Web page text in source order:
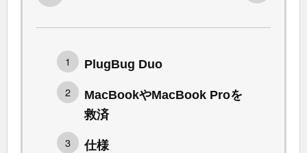
PlugBug Duo
MacBookやMacBook Proを
救済
仕様